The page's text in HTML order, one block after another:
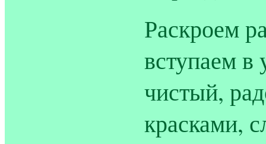
Раскроем
вступаем
чистый,
красками,